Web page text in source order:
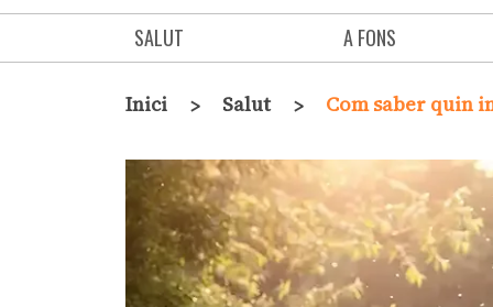
Navegació principal
SALUT A FONS
Fil d'ariadna
Inici Salut Com saber quin